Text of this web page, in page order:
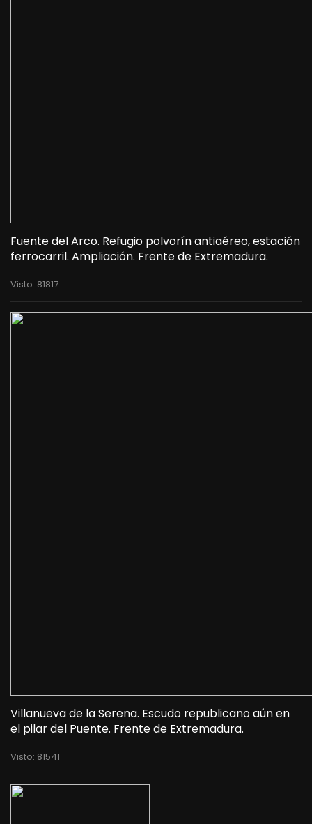
Fuente del Arco. Refugio polvorín antiaéreo, estación
ferrocarril. Ampliación. Frente de Extremadura.
Visto: 81817
Villanueva de la Serena. Escudo republicano aún en
el pilar del Puente. Frente de Extremadura.
Visto: 81541